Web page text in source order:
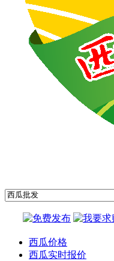
西瓜价格
西瓜实时报价